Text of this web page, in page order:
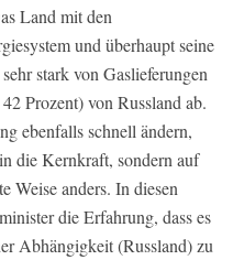
Land mit den
und überhaupt seine
stark von Gaslieferungen
Prozent) von Russland ab.
ebenfalls schnell ändern,
die Kernkraft, sondern auf
Weise anders. In diesen
die Erfahrung, dass es
Abhängigkeit (Russland) zu